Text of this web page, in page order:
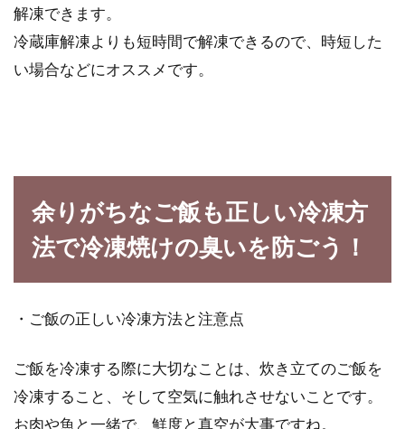
解凍できます。
冷蔵庫解凍よりも短時間で解凍できるので、時短した
い場合などにオススメです。
余りがちなご飯も正しい冷凍方
法で冷凍焼けの臭いを防ごう！
・ご飯の正しい冷凍方法と注意点
ご飯を冷凍する際に大切なことは、炊き立てのご飯を
冷凍すること、そして空気に触れさせないことです。
お肉や魚と一緒で、鮮度と真空が大事ですね。